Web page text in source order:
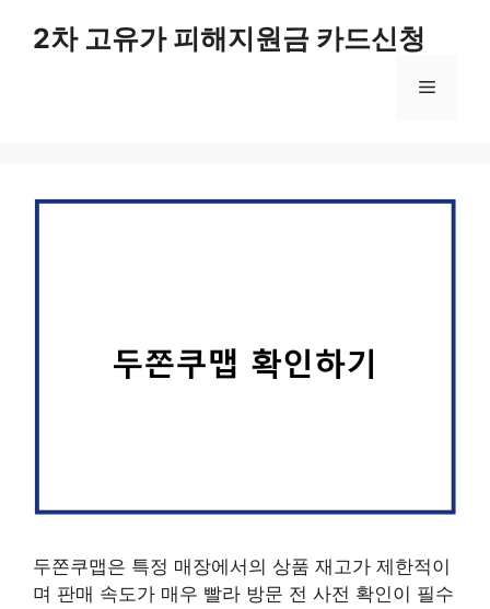
2차 고유가 피해지원금 카드신청
메
두쫀쿠맵은 특정 매장에서의 상품 재고가 제한적이
며 판매 속도가 매우 빨라 방문 전 사전 확인이 필수